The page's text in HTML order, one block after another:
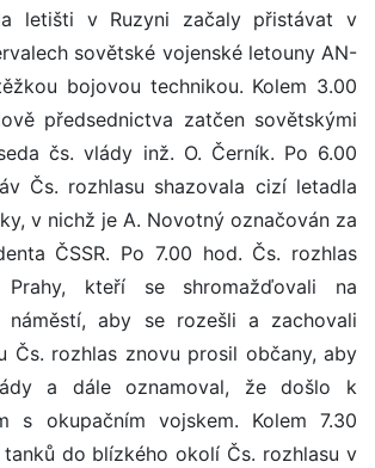
letišti v Ruzyni začaly přistávat v
sovětské vojenské letouny AN-
bojovou technikou. Kolem 3.00
předsednictva zatčen sovětskými
čs. vlády inž. O. Černík. Po 6.00
Čs. rozhlasu shazovala cizí letadla
v nichž je A. Novotný označován za
ČSSR. Po 7.00 hod. Čs. rozhlas
Prahy, kteří se shromažďovali na
náměstí, aby se rozešli a zachovali
Čs. rozhlas znovu prosil občany, aby
a dále oznamoval, že došlo k
s okupačním vojskem. Kolem 7.30
do blízkého okolí Čs. rozhlasu v